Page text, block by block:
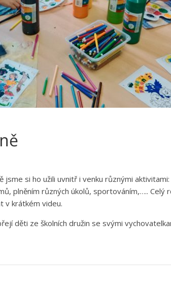
jsme si ho užili uvnitř i venku různými
plněním různých úkolů, sportováním,….. Celý
v krátkém videu.
děti ze školních družin se svými